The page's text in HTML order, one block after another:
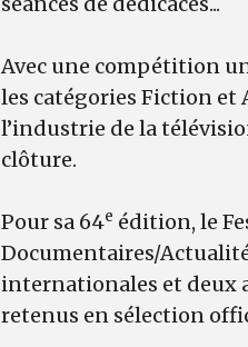
Avec une compétition
les catégories Fiction et
l’industrie de la
clôture.
Pour sa 64e édition, le
Documentaires/
internationales et deux
retenus en sélection